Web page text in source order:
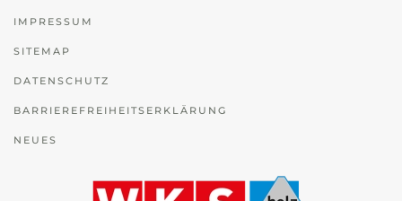
IMPRESSUM
SITEMAP
DATENSCHUTZ
BARRIEREFREIHEITSERKLÄRUNG
NEUES